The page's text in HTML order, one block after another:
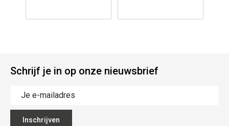
Schrijf je in op onze nieuwsbrief
Inschrijven